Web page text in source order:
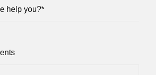
help you?*